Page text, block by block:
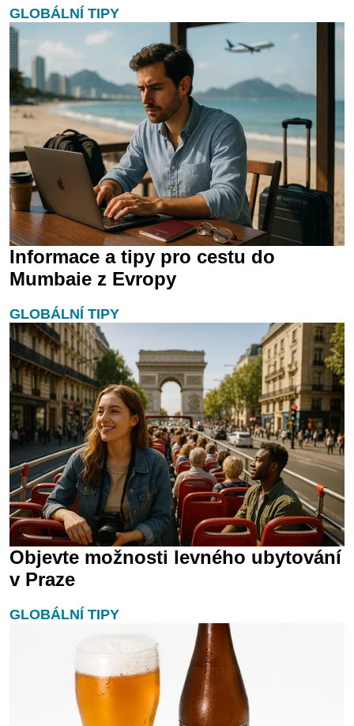
GLOBÁLNÍ TIPY
Informace a tipy pro cestu do
Mumbaie z Evropy
GLOBÁLNÍ TIPY
Objevte možnosti levného ubytování
v Praze
GLOBÁLNÍ TIPY